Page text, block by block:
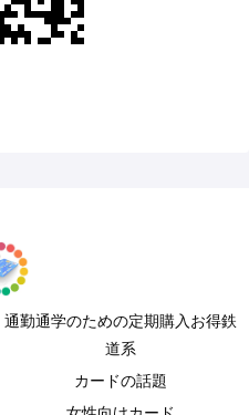
通勤通学のための定期購入お得鉄
道系
カードの話題